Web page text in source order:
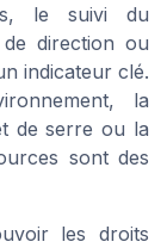
le suivi du
direction ou
indicateur clé.
la
de serre ou la
sont des
les droits